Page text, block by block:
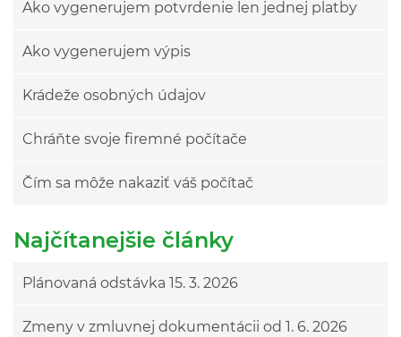
Ako vygenerujem potvrdenie len jednej platby
Ako vygenerujem výpis
Krádeže osobných údajov
Chráňte svoje firemné počítače
Čím sa môže nakaziť váš počítač
Najčítanejšie články
Plánovaná odstávka 15. 3. 2026
Zmeny v zmluvnej dokumentácii od 1. 6. 2026